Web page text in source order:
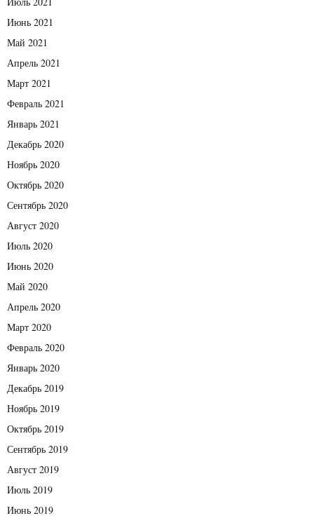
Июнь 2021
Май 2021
Апрель 2021
Март 2021
Февраль 2021
Январь 2021
Декабрь 2020
Ноябрь 2020
Октябрь 2020
Сентябрь 2020
Август 2020
Июль 2020
Июнь 2020
Май 2020
Апрель 2020
Март 2020
Февраль 2020
Январь 2020
Декабрь 2019
Ноябрь 2019
Октябрь 2019
Сентябрь 2019
Август 2019
Июль 2019
Июнь 2019